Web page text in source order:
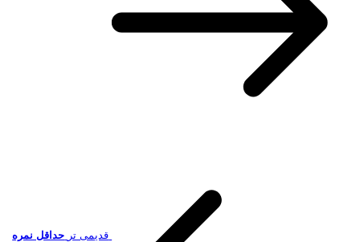
قدیمی تر حداقل نمره